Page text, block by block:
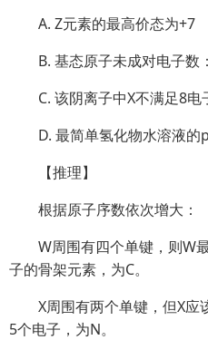
A. Z元素的最高价态为+7
B. 基态原子未成对电子数
C. 该阴离子中X不满足8电
D. 最简单氢化物水溶液的
【推理】
根据原子序数依次增大：
W周围有四个单键，则W
子的骨架元素，为C。
X周围有两个单键，但X应
5个电子，为N。